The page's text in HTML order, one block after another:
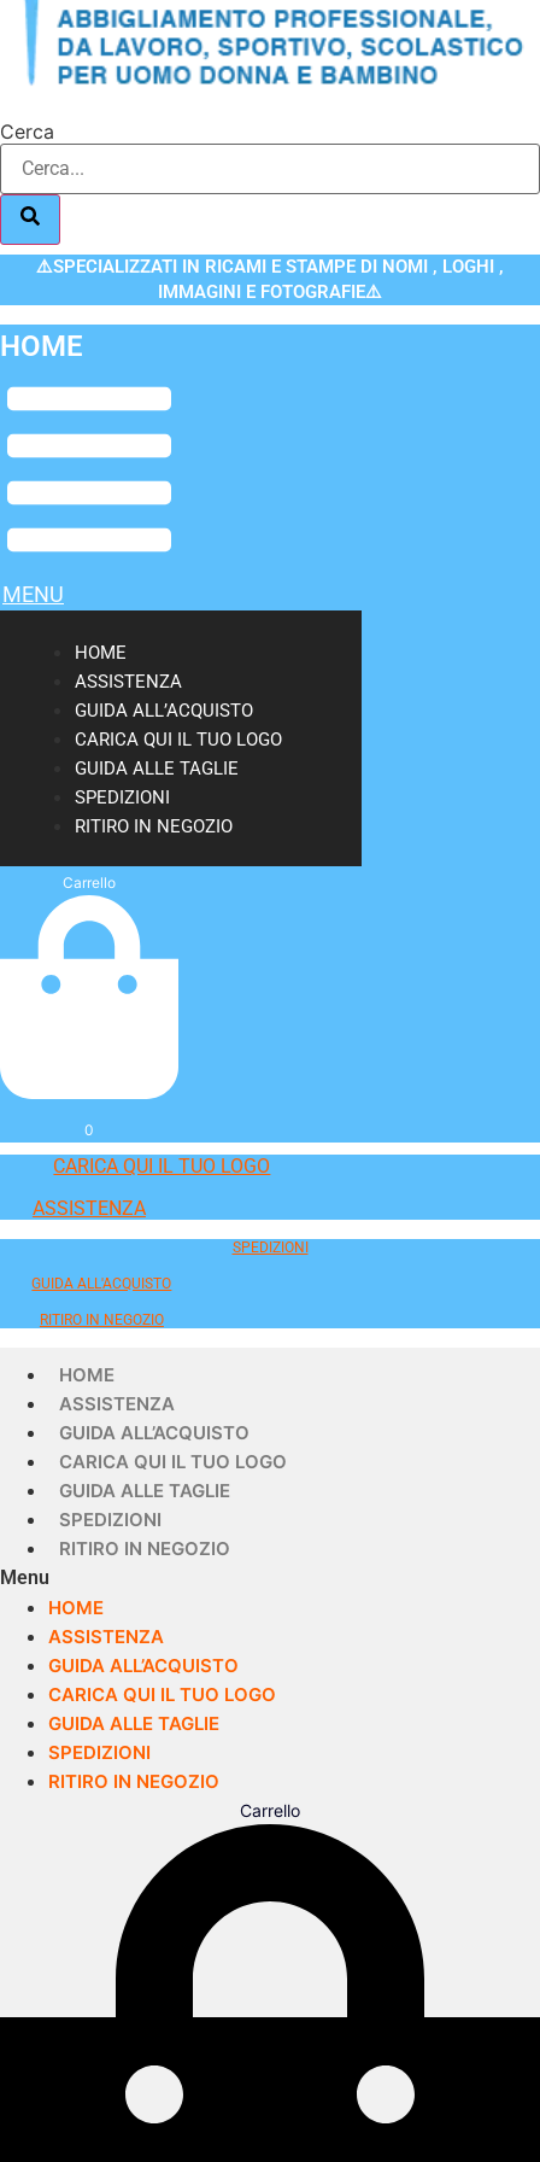
Cerca
⚠️SPECIALIZZATI IN RICAMI E STAMPE DI NOMI , LOGHI ,
IMMAGINI E FOTOGRAFIE⚠️
HOME
Flyout
Menu
MENU
HOME
ASSISTENZA
GUIDA ALL’ACQUISTO
CARICA QUI IL TUO LOGO
GUIDA ALLE TAGLIE
SPEDIZIONI
RITIRO IN NEGOZIO
Carrello
0
CARICA QUI IL TUO LOGO
ASSISTENZA
SPEDIZIONI
GUIDA ALL'ACQUISTO
RITIRO IN NEGOZIO
HOME
ASSISTENZA
GUIDA ALL’ACQUISTO
CARICA QUI IL TUO LOGO
GUIDA ALLE TAGLIE
SPEDIZIONI
RITIRO IN NEGOZIO
Menu
HOME
ASSISTENZA
GUIDA ALL’ACQUISTO
CARICA QUI IL TUO LOGO
GUIDA ALLE TAGLIE
SPEDIZIONI
RITIRO IN NEGOZIO
Carrello